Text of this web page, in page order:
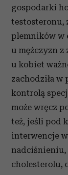
gospodarki
testosteronu,
plemników w
u mężczyzn
u kobiet
zachodziła
kontrolą
może wręcz
też, jeśli pod
interwencje
nadciśnieniu,
cholesterolu,